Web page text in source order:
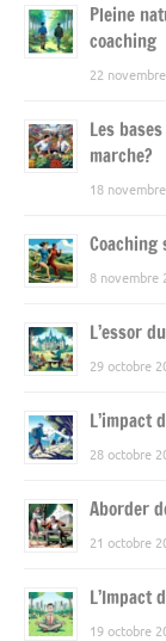
Pleine
coaching
22
Les
marche?
18
8 novembre
L’essor
29 octobre
L’impact
28 octobre
Aborder
21 octobre
L’Impact
19 octobre